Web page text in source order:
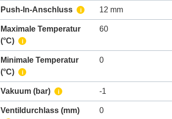
Push-In-Anschluss i 12 mm
Maximale Temperatur
(°C)
i
60
Minimale Temperatur
(°C)
i
0
Vakuum (bar) i -1
Ventildurchlass (mm) 0